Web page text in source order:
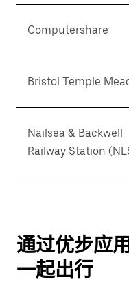
Computershare
Bristol Temple
Nailsea & Backwell
Railway Station
通过优步应
一起出行